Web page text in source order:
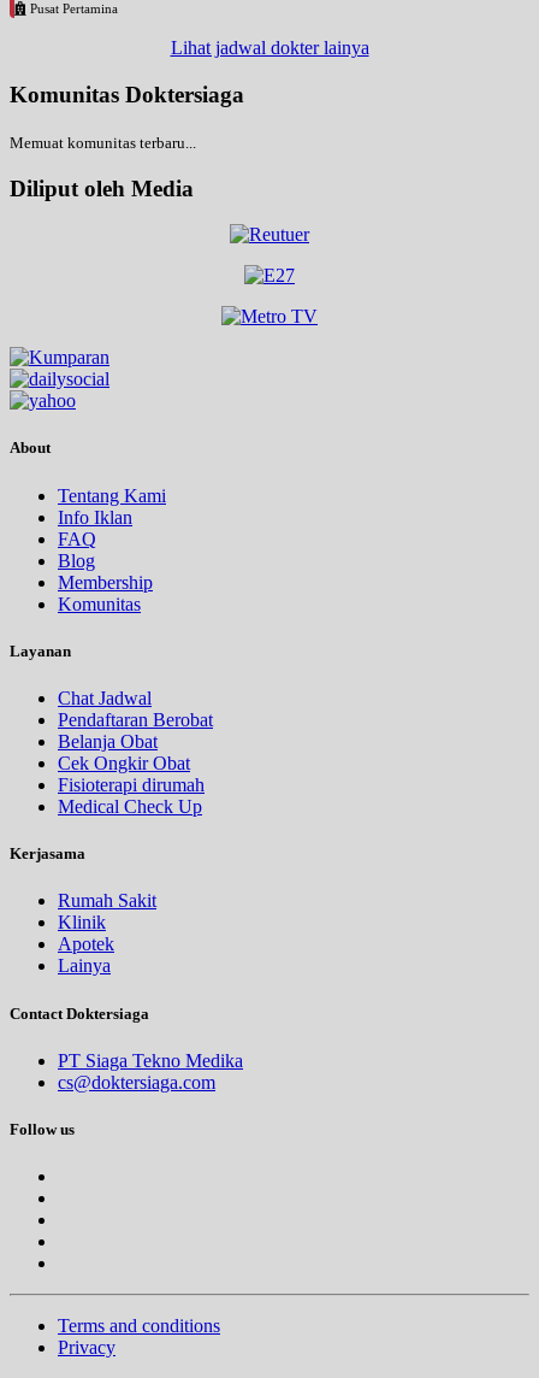
Pusat Pertamina
Lihat jadwal dokter lainya
Komunitas Doktersiaga
Memuat komunitas terbaru...
Diliput oleh Media
About
Tentang Kami
Info Iklan
FAQ
Blog
Membership
Komunitas
Layanan
Chat Jadwal
Pendaftaran Berobat
Belanja Obat
Cek Ongkir Obat
Fisioterapi dirumah
Medical Check Up
Kerjasama
Rumah Sakit
Klinik
Apotek
Lainya
Contact Doktersiaga
PT Siaga Tekno Medika
cs@doktersiaga.com
Follow us
Terms and conditions
Privacy